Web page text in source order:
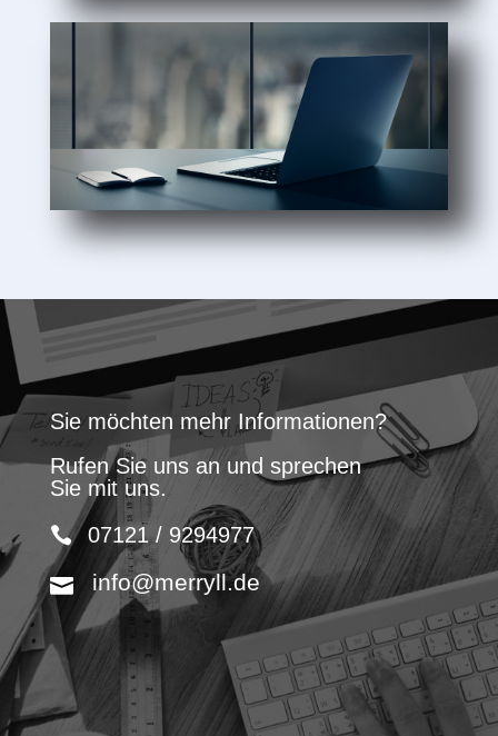
Sie möchten mehr Informationen?
Rufen Sie uns an und sprechen
Sie mit uns.
07121 / 9294977
info@merryll.de